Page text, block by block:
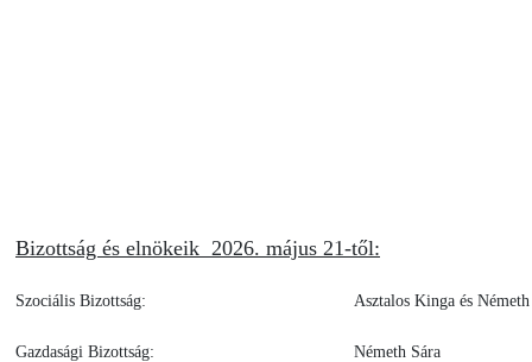
Bizottság és elnökeik 2026. május 21-től:
Szociális Bizottság: Asztalos Kinga és
Gazdasági Bizottság: Németh Sára